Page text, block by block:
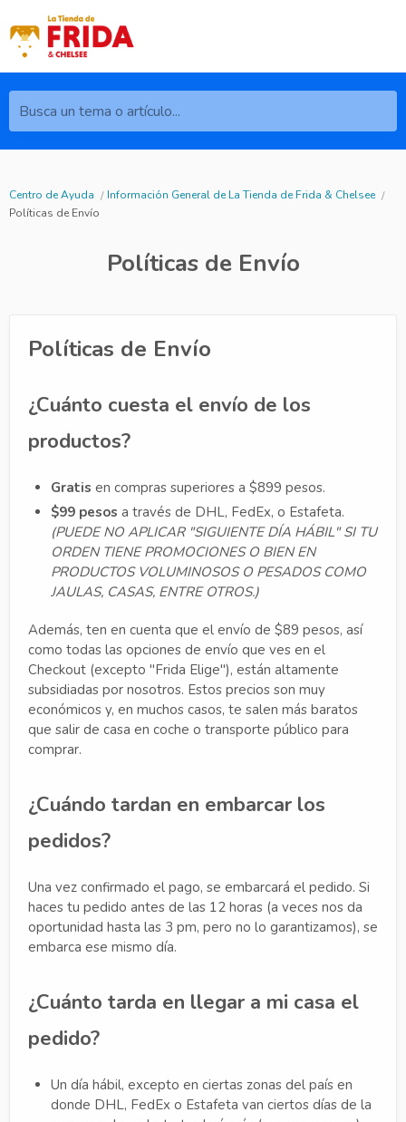
Busca un tema o artículo...
Centro de Ayuda
Información General de La Tienda de Frida & Chelsee
Políticas de Envío
Políticas de Envío
Políticas de Envío
¿Cuánto cuesta el envío de los
productos?
Gratis en compras superiores a $899 pesos.
$99 pesos a través de DHL, FedEx, o Estafeta.
(PUEDE NO APLICAR "SIGUIENTE DÍA HÁBIL" SI TU
ORDEN TIENE PROMOCIONES O BIEN EN
PRODUCTOS VOLUMINOSOS O PESADOS COMO
JAULAS, CASAS, ENTRE OTROS.)
Además, ten en cuenta que el envío de $89 pesos, así
como todas las opciones de envío que ves en el
Checkout (excepto "Frida Elige"), están altamente
subsidiadas por nosotros. Estos precios son muy
económicos y, en muchos casos, te salen más baratos
que salir de casa en coche o transporte público para
comprar.
¿Cuándo tardan en embarcar los
pedidos?
Una vez confirmado el pago, se embarcará el pedido. Si
haces tu pedido antes de las 12 horas (a veces nos da
oportunidad hasta las 3 pm, pero no lo garantizamos), se
embarca ese mismo día.
¿Cuánto tarda en llegar a mi casa el
pedido?
Un día hábil, excepto en ciertas zonas del país en
donde DHL, FedEx o Estafeta van ciertos días de la